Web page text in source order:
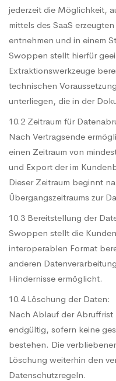
jederzeit die Möglichkeit,
mittels des SaaS
entnehmen und in einem
Swoppen stellt hierfür
Extraktionswerkzeuge
technischen
unterliegen, die in der
10.2 Zeitraum für
Nach Vertragsende
einen Zeitraum von
und Export der im
Dieser Zeitraum beginnt
Übergangszeitraums zur
10.3 Bereitstellung der
Swoppen stellt die
interoperablen Format
anderen
Hindernisse ermöglicht.
10.4 Löschung der Daten:
Nach Ablauf der
endgültig, sofern keine
bestehen. Die
Löschung weiterhin den
Datenschutzregeln.